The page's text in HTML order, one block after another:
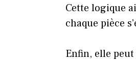
Cette logique
chaque pièce
Enfin, elle